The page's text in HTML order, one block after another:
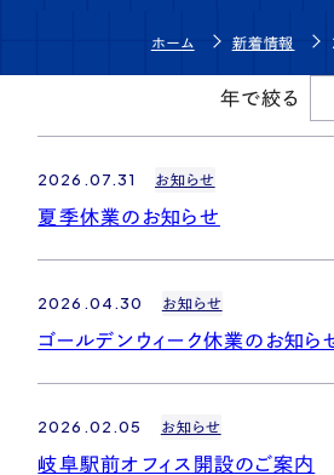
コームラについて
新着情報
ホーム 新着情報
年で絞る
2026.07.31 お知らせ
夏季休業のお知らせ
2026.04.30 お知らせ
ゴールデンウィーク休業のお知ら
2026.02.05 お知らせ
岐阜駅前オフィス開設のご案内